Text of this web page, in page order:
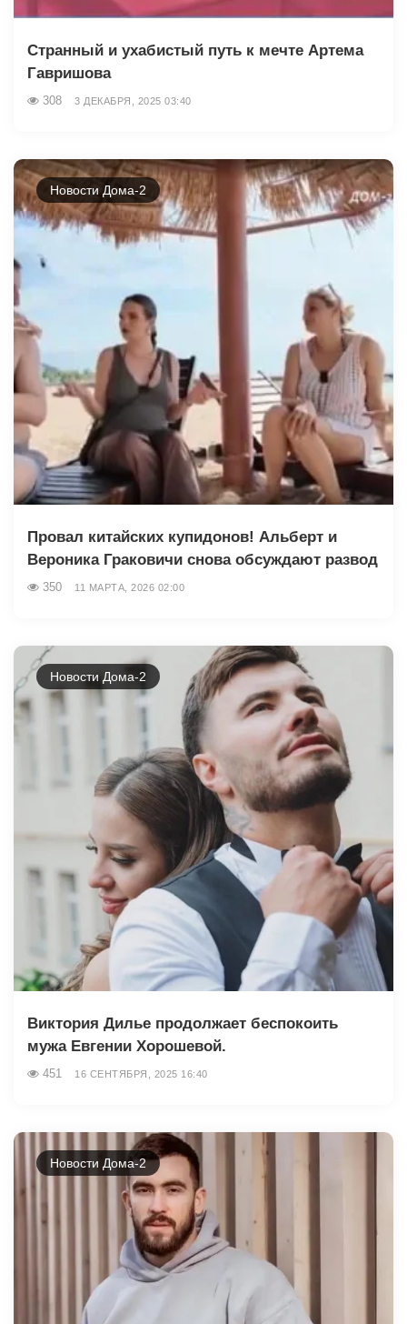
Странный и ухабистый путь к мечте Артема
Гавришова
308 3 ДЕКАБРЯ, 2025 03:40
Новости Дома-2
Провал китайских купидонов! Альберт и
Вероника Граковичи снова обсуждают развод
350 11 МАРТА, 2026 02:00
Новости Дома-2
Виктория Дилье продолжает беспокоить
мужа Евгении Хорошевой.
451 16 СЕНТЯБРЯ, 2025 16:40
Новости Дома-2